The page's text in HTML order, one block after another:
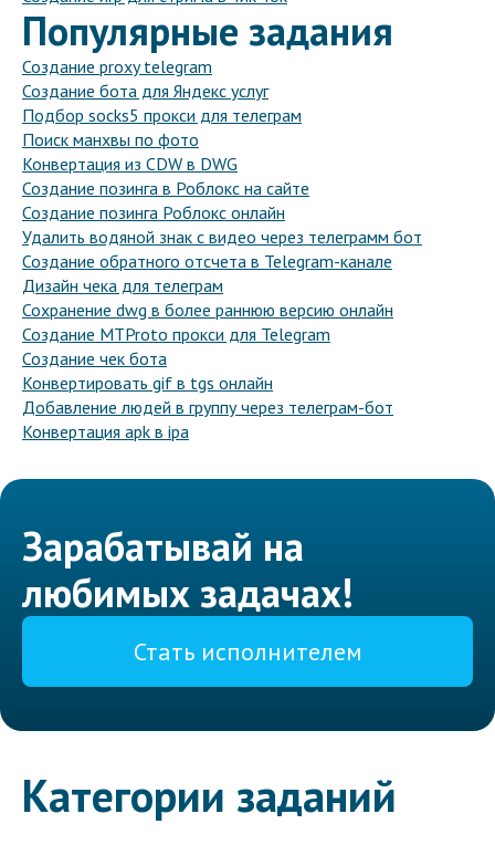
Популярные задания
Создание proxy telegram
Создание бота для Яндекс услуг
Подбор socks5 прокси для телеграм
Поиск манхвы по фото
Конвертация из CDW в DWG
Создание позинга в Роблокс на сайте
Создание позинга Роблокс онлайн
Удалить водяной знак с видео через телеграмм бот
Создание обратного отсчета в Telegram-канале
Дизайн чека для телеграм
Сохранение dwg в более раннюю версию онлайн
Создание MTProto прокси для Telegram
Создание чек бота
Конвертировать gif в tgs онлайн
Добавление людей в группу через телеграм-бот
Конвертация apk в ipa
Зарабатывай на
любимых задачах!
Стать исполнителем
Категории заданий